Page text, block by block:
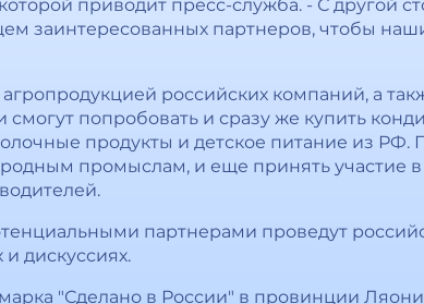
приводит пресс-служба. - С другой
заинтересованных партнеров, чтобы
российских компаний, а
попробовать и сразу же купить
продукты и детское питание из РФ.
промыслам, и еще принять участие в
партнерами проведут
дискуссиях.
"Сделано в России" в провинции